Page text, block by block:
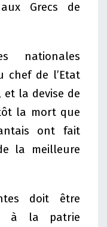
Grecs de
nationales
chef de l’Etat
et la devise de
la mort que
ont fait
la meilleure
doit être
à la patrie